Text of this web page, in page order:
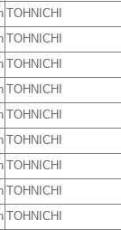
TOHNICHI
TOHNICHI
TOHNICHI
TOHNICHI
TOHNICHI
TOHNICHI
TOHNICHI
TOHNICHI
TOHNICHI